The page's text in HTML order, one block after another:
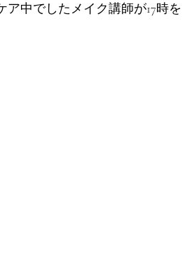
中でしたメイク講師が17時を